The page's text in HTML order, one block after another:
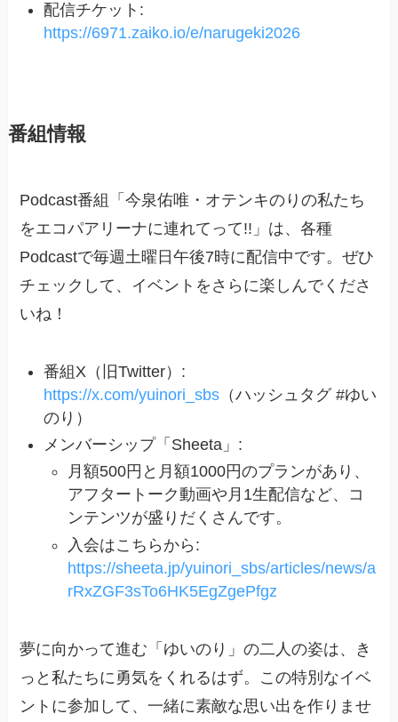
配信チケット:
https://6971.zaiko.io/e/narugeki2026
番組情報
Podcast番組「今泉佑唯・オテンキのりの私たち
をエコパアリーナに連れてって!!」は、各種
Podcastで毎週土曜日午後7時に配信中です。ぜひ
チェックして、イベントをさらに楽しんでくださ
いね！
番組X（旧Twitter）:
https://x.com/yuinori_sbs （ハッシュタグ #ゆい
のり）
メンバーシップ「Sheeta」:
月額500円と月額1000円のプランがあり、
アフタートーク動画や月1生配信など、コ
ンテンツが盛りだくさんです。
入会はこちらから:
https://sheeta.jp/yuinori_sbs/articles/news/a
rRxZGF3sTo6HK5EgZgePfgz
夢に向かって進む「ゆいのり」の二人の姿は、き
っと私たちに勇気をくれるはず。この特別なイベ
ントに参加して、一緒に素敵な思い出を作りませ